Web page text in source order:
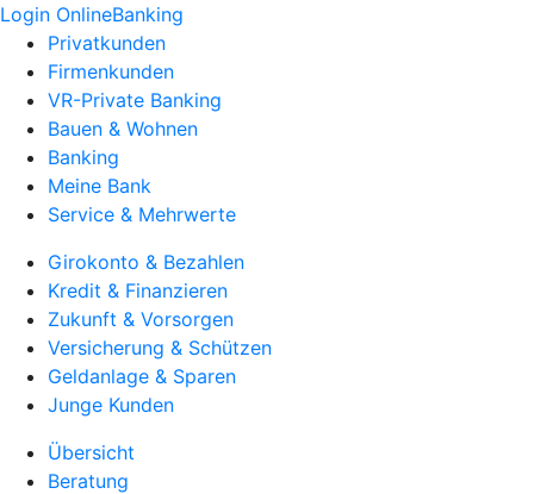
Login OnlineBanking
Privatkunden
Firmenkunden
VR-Private Banking
Bauen & Wohnen
Banking
Meine Bank
Service & Mehrwerte
Girokonto & Bezahlen
Kredit & Finanzieren
Zukunft & Vorsorgen
Versicherung & Schützen
Geldanlage & Sparen
Junge Kunden
Übersicht
Beratung